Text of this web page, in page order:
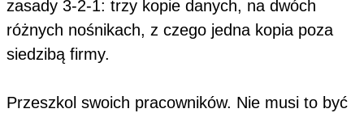
zasady 3-2-1: trzy kopie danych, na dwóch
różnych nośnikach, z czego jedna kopia poza
siedzibą firmy.
Przeszkol swoich pracowników. Nie musi to być